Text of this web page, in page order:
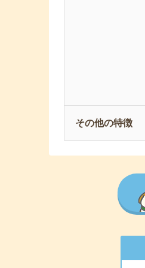
その他の特徴